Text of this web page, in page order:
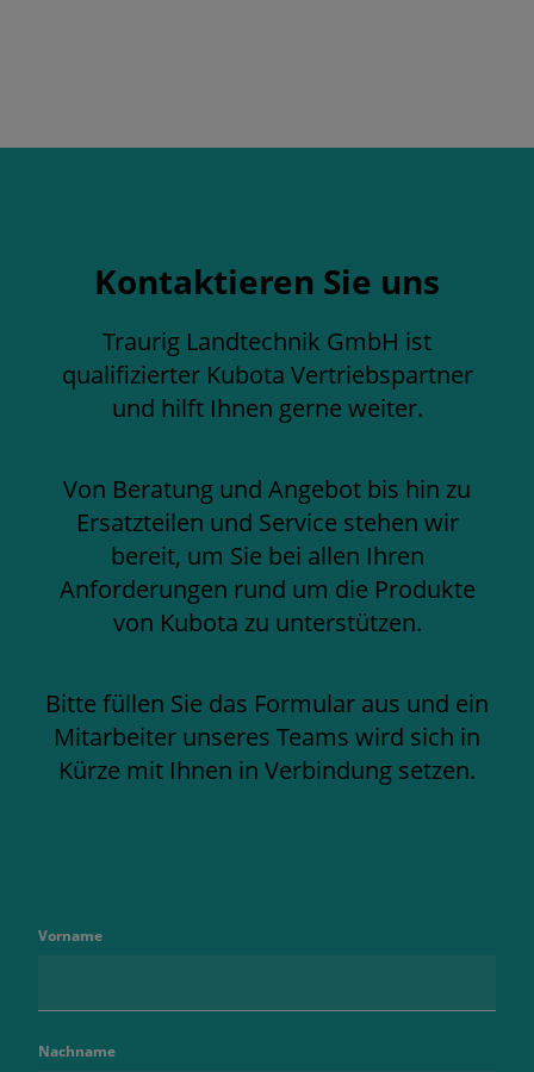
Kontaktieren Sie uns
Traurig Landtechnik GmbH ist
qualifizierter Kubota Vertriebspartner
und hilft Ihnen gerne weiter.
Von Beratung und Angebot bis hin zu
Ersatzteilen und Service stehen wir
bereit, um Sie bei allen Ihren
Anforderungen rund um die Produkte
von Kubota zu unterstützen.
Bitte füllen Sie das Formular aus und ein
Mitarbeiter unseres Teams wird sich in
Kürze mit Ihnen in Verbindung setzen.
Vorname
Nachname